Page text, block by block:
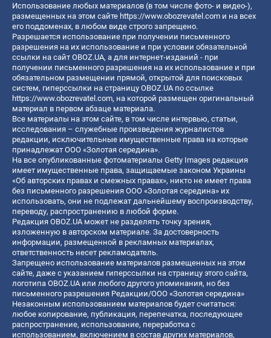
Использование любых материалов (в том числе фото- и видео-),
размещенных на этом сайте https://www.obozrevatel.com и на всех
его поддоменах, в любом виде строго запрещено.
Разрешается использование при получении письменного
разрешения на их использование и при условии обязательной
ссылки на сайт OBOZ.UA, а для интернет-изданий - при
получении письменного разрешения на их использование и при
обязательном размещении прямой, открытой для поисковых
систем, гиперссылки на страницу OBOZ.UA по ссылке
https://www.obozrevatel.com, на которой размещен оригинальный
материал в первом абзаце материала.
Все материалы на этом сайте, в том числе интервью, статьи,
исследования – служебные произведения журналистов
редакции, исключительные имущественные права на которые
принадлежат ООО «Золотая середина».
На все опубликованные фотоматериалы Getty Images редакция
имеет имущественные права, защищаемые законом Украины
«Об авторских правах и смежных правах», никто не имеет права
без письменного разрешения ООО «Золотая середина» их
использовать, они не подлежат дальнейшему воспроизводству,
переводу, распространению в любой форме.
Редакция OBOZ.UA может не разделять точку зрения,
изложенную в авторском материале. За достоверность
информации, размещенной в рекламных материалах,
ответственность несет рекламодатель.
Запрещено использование материалов размещенных на этом
сайте, даже с указанием гиперссылки на страницу этого сайта,
логотипа OBOZ.UA или любого другого упоминания, но без
письменного разрешения Редакции/ООО «Золотая середина»
Незаконным использованием материалов будет считаться:
любое копирование, публикация, перепечатка, последующее
распространение, использование, переработка с
использованием, включением в состав других материалов,